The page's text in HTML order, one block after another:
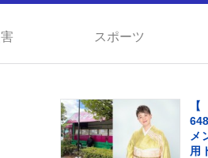
スポーツ
メ
用